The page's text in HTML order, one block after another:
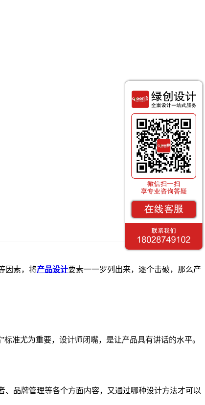
因素，将产品设计要素一一罗列出来，逐个击破，那么产
准尤为重要，设计师闭嘴，是让产品具有讲话的水平。
品牌管理等各个方面内容，又通过哪种设计方法才可以